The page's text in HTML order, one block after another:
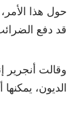
حول هذا
قد دفع
وقالت
الديون،